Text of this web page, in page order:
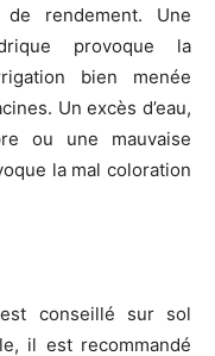
rendement. Une
provoque la
bien menée
Un excès d’eau,
ou une mauvaise
la mal coloration
conseillé sur sol
il est recommandé